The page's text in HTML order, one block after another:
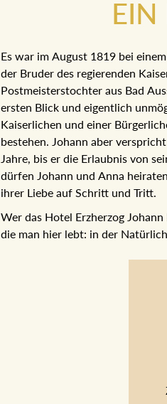
EIN
Es war im August 1819 bei
der Bruder des regierenden
Postmeisterstochter aus Bad
ersten Blick und eigentlich
Kaiserlichen und einer
bestehen. Johann aber
Jahre, bis er die Erlaubnis von
endlich dürfen Johann und
begegnen Sie ihrer Liebe auf
Wer das Hotel Erzherzog
die man hier lebt: in der